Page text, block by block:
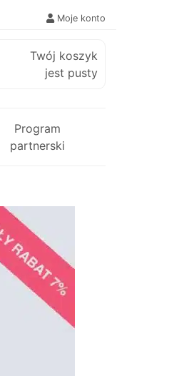
Moje konto
Twój koszyk
jest pusty
Program
partnerski